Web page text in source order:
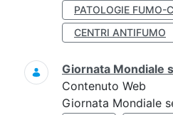
PATOLOGIE FUMO-
CENTRI ANTIFUMO
Giornata Mondiale
Contenuto Web
Giornata Mondiale